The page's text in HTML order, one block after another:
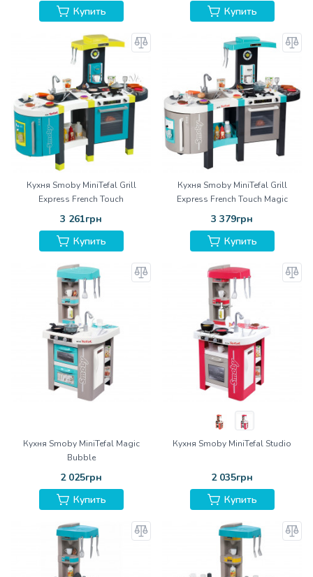
Купить Купить
Кухня Smoby MiniTefal Grill
Express French Touch
3 261грн
Купить
Кухня Smoby MiniTefal Grill
Express French Touch Magic
Bubble
3 379грн
Купить
Кухня Smoby MiniTefal Magic
Bubble
2 025грн
Купить
Кухня Smoby MiniTefal Studio
2 035грн
Купить